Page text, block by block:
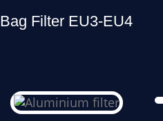
Bag Filter EU3-EU4